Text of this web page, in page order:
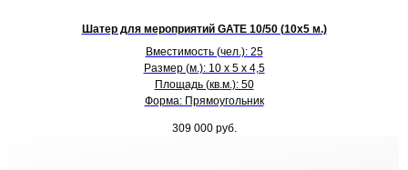
Шатер для мероприятий GATE 10/50 (10х5 м.)
Вместимость (чел.): 25
Размер (м.): 10 х 5 х 4,5
Площадь (кв.м.): 50
Форма: Прямоугольник
309 000 руб.